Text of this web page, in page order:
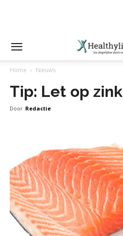
Home Nieuws
Tip: Let op zink
Door Redactie